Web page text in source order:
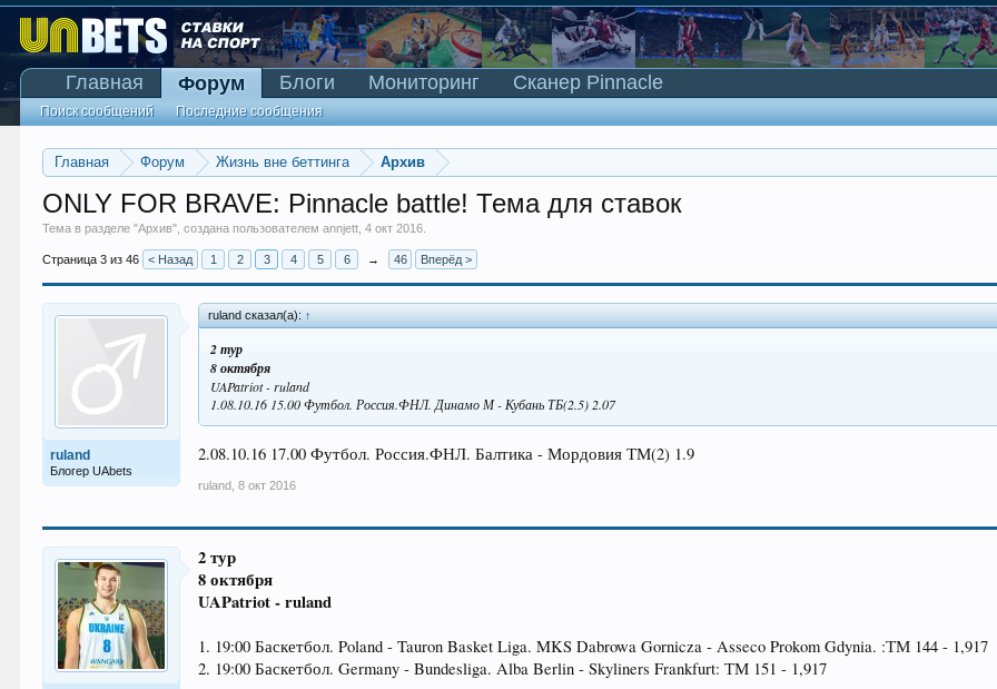
Главная Форум Жизнь вне беттинга Архив
ONLY FOR BRAVE: Pinnacle battle! Тема для ставок
Тема в разделе "Архив", создана пользователемannjett ,4 окт 2016
Страница 3 из 46 < Назад 1 2 3 4 5 6 → 46 Вперёд >
ruland
Блогер UAbets
ruland сказал(а): ↑
2 тур
8 октября
UAPatriot - ruland
1.08.10.16 15.00 Футбол. Россия.ФНЛ. Динамо М - Кубань ТБ(2.5) 2.07
2.08.10.16 17.00 Футбол. Россия.ФНЛ. Балтика - Мордовия ТМ(2) 1.9
ruland 8 окт 2016
2 тур
8 октября
UAPatriot - ruland
1. 19:00 Баскетбол. Poland - Tauron Basket Liga. MKS Dabrowa Gornicza - Asseco Prokom Gdynia. :ТМ 144 - 1,917
2. 19:00 Баскетбол. Germany - Bundesliga. Alba Berlin - Skyliners Frankfurt: ТМ 151 - 1,917
Главная Форум
Поиск сообщений Последние сообщения
Блоги Мониторинг Сканер Pinnacle